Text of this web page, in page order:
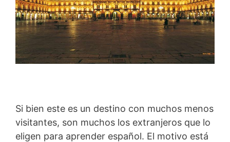
Si bien este es un destino con muchos menos
visitantes, son muchos los extranjeros que lo
eligen para aprender español. El motivo está